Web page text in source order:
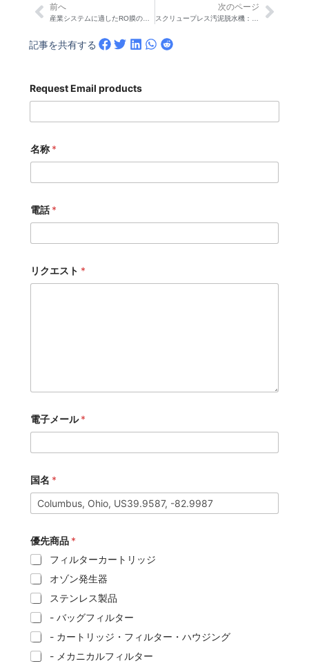
Prev
前へ 次のページ次の
記事を共有する
Request Email products
名称 *
電話*
リクエスト *
電子メール*
国名 *
優先商品 *
フィルターカートリッジ
オゾン発生器
ステンレス製品
- バッグフィルター
- カートリッジ・フィルター・ハウジング
- メカニカルフィルター